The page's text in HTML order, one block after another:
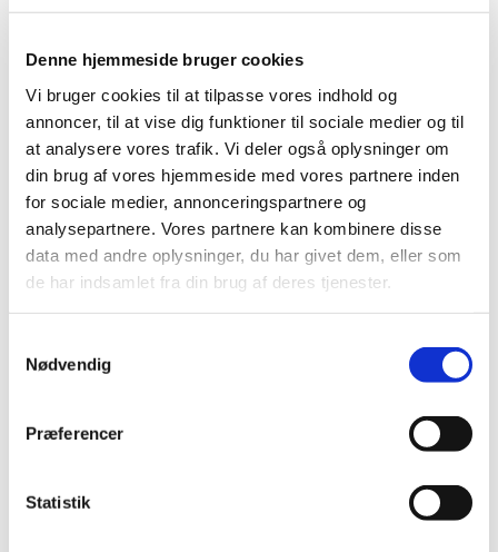
Denne hjemmeside bruger cookies
Vi bruger cookies til at tilpasse vores indhold og
annoncer, til at vise dig funktioner til sociale medier og til
at analysere vores trafik. Vi deler også oplysninger om
din brug af vores hjemmeside med vores partnere inden
for sociale medier, annonceringspartnere og
analysepartnere. Vores partnere kan kombinere disse
data med andre oplysninger, du har givet dem, eller som
de har indsamlet fra din brug af deres tjenester.
Nødvendig
Præferencer
Statistik
The Mushroom Children is a series of 3d printed busts showing